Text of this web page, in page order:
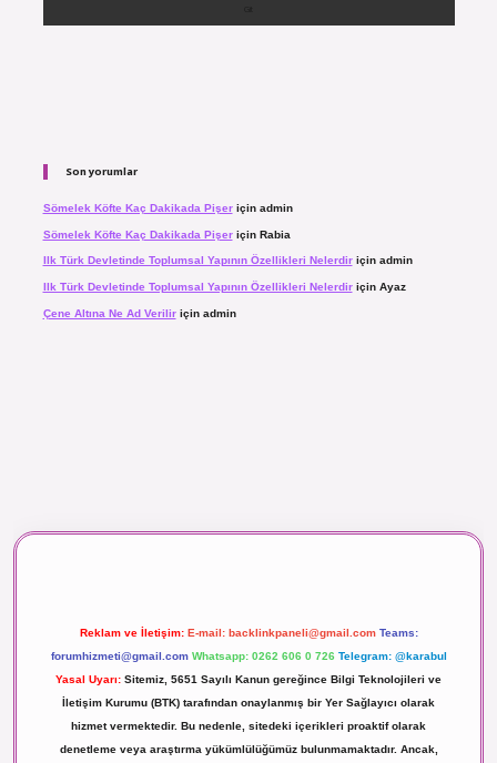
Son yorumlar
Sömelek Köfte Kaç Dakikada Pişeriçin admin
Sömelek Köfte Kaç Dakikada Pişeriçin Rabia
Ilk Türk Devletinde Toplumsal Yapının Özellikleri Nelerdiriçin admin
Ilk Türk Devletinde Toplumsal Yapının Özellikleri Nelerdiriçin Ayaz
Çene Altına Ne Ad Veriliriçin admin
Reklam ve İletişim: E-mail: backlinkpaneli@gmail.com Teams:
forumhizmeti@gmail.com Whatsapp: 0262 606 0 726 Telegram: @karabul
Yasal Uyarı: Sitemiz, 5651 Sayılı Kanun gereğince Bilgi Teknolojileri ve
İletişim Kurumu (BTK) tarafından onaylanmış bir Yer Sağlayıcı olarak
hizmet vermektedir. Bu nedenle, sitedeki içerikleri proaktif olarak
denetleme veya araştırma yükümlülüğümüz bulunmamaktadır. Ancak,